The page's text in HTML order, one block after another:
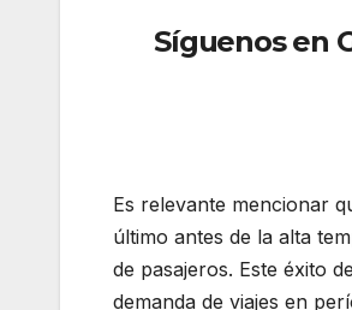
Síguenos en
Es relevante mencionar
último antes de la alta
de pasajeros. Este éxito
demanda de viajes en